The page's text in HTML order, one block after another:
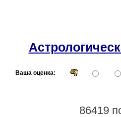
Ваша оценка:
86419